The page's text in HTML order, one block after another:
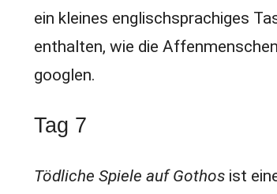
ein kleines englischsprachiges
enthalten, wie die
googlen.
Tag 7
Tödliche Spiele auf Gothosist